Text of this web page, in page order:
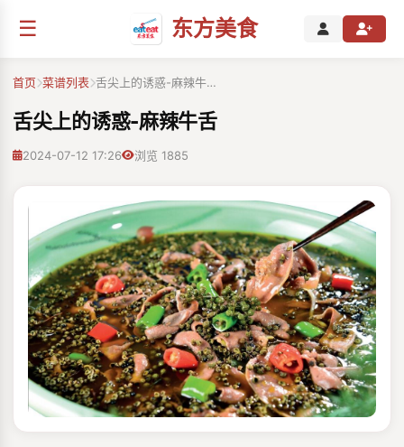
☰ 东方美食
首页 菜谱列表 舌尖上的诱惑-麻辣牛…
舌尖上的诱惑-麻辣牛舌
2024-07-12 17:26 浏览 1885